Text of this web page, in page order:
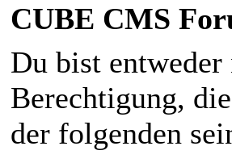
CUBE CMS
Du bist
Berechtigung,
der folgenden